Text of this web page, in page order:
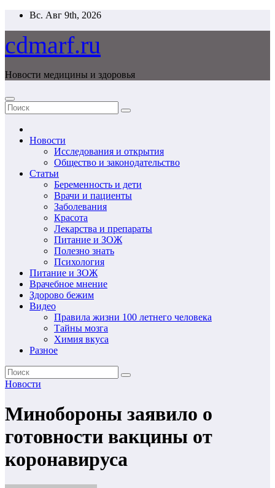
Перейти
содержимому
Вс. Авг 9th, 2026
cdmarf.ru
Новости медицины и здоровья
Новости
Исследования и открытия
Общество и законодательство
Статьи
Беременность и дети
Врачи и пациенты
Заболевания
Красота
Лекарства и препараты
Питание и ЗОЖ
Полезно знать
Психология
Питание и ЗОЖ
Врачебное мнение
Здорово бежим
Видео
Правила жизни 100 летнего человека
Тайны мозга
Химия вкуса
Разное
Новости
Минобороны заявило о
готовности вакцины от
коронавируса